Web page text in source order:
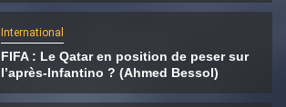
International
FIFA : Le Qatar en position de peser sur
l’après-Infantino ? (Ahmed Bessol)